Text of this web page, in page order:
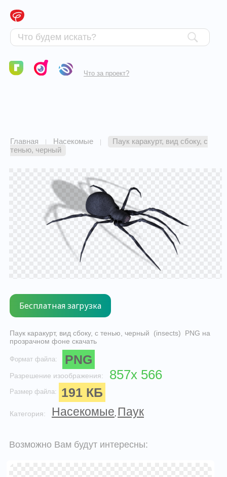
Что за проект?
Главная | Насекомые |
Паук каракурт, вид сбоку, с
тенью, черный
Паук каракурт, вид сбоку, с тенью, черный (insects) PNG на
прозрачном фоне скачать
Формат файла: PNG
Разрешение изоображения: 857x 566
Размер файла: 191 КБ
Категория: Насекомые Паук
Возможно Вам будут интересны: